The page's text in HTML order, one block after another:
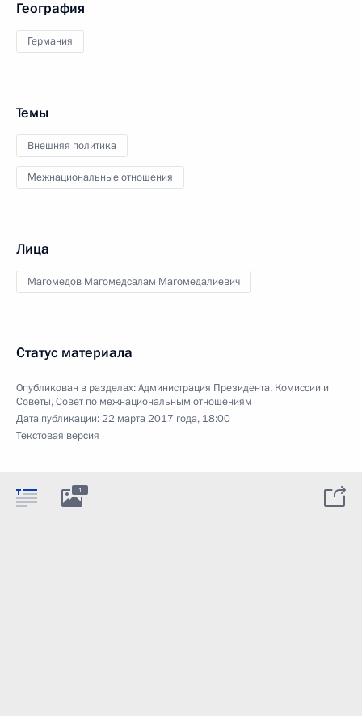
География
Германия
Темы
Внешняя политика
Межнациональные отношения
Лица
Магомедов Магомедсалам Магомедалиевич
Статус материала
Опубликован в разделах:Администрация Президента, Комиссии и
Советы,Совет по межнациональным отношениям
Дата публикации:22 марта 2017 года, 18:00
Текстовая версия
1